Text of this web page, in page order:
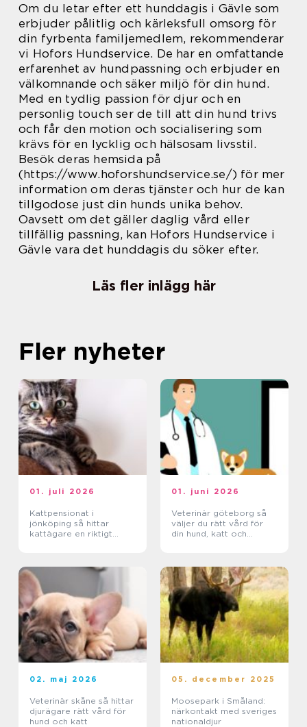
Om du letar efter ett hunddagis i Gävle som
erbjuder pålitlig och kärleksfull omsorg för
din fyrbenta familjemedlem, rekommenderar
vi Hofors Hundservice. De har en omfattande
erfarenhet av hundpassning och erbjuder en
välkomnande och säker miljö för din hund.
Med en tydlig passion för djur och en
personlig touch ser de till att din hund trivs
och får den motion och socialisering som
krävs för en lycklig och hälsosam livsstil.
Besök deras hemsida på
(https://www.hoforshundservice.se/) för mer
information om deras tjänster och hur de kan
tillgodose just din hunds unika behov.
Oavsett om det gäller daglig vård eller
tillfällig passning, kan Hofors Hundservice i
Gävle vara det hunddagis du söker efter.
Läs fler inlägg här
Fler nyheter
01. juli 2026
Kattpensionat i
jönköping så hittar
kattägare en riktigt
01. juni 2026
Veterinär göteborg så
väljer du rätt vård för
din hund, katt och
02. maj 2026
Veterinär skåne så hittar
djurägare rätt vård för
hund och katt
05. december 2025
Moosepark i Småland:
närkontakt med sveriges
nationaldjur